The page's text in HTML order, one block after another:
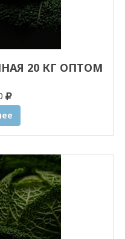
20 КГ ОПТОМ